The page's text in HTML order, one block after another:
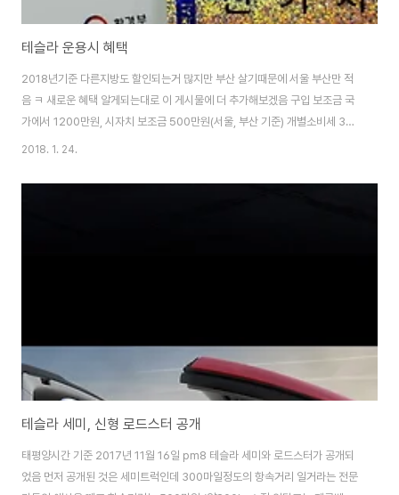
테슬라 운용시 혜택
2018년기준 다른지방도 할인되는거 많지만 부산 살기때문에 서울 부산만 적
음 ㅋ 새로운 혜택 알게되는대로 이 게시물에 더 추가해보겠음 구입 보조금 국
가에서 1200만원, 시자치 보조금 500만원(서울, 부산 기준) 개별소비세 300
만원, 교육세 60만원 감면 취득세 200만원 감면 자동차 보험 할인(자율주행
(서울) 공채 할인 광안대교 통행료 전액감면 (부산) 공영주차장 할인 (주로
2018. 1. 24.
테슬라 세미, 신형 로드스터 공개
태평양시간 기준 2017년 11월 16일 pm8 테슬라 세미와 로드스터가 공개되
었음 먼저 공개된 것은 세미트럭인데 300마일정도의 항속거리 일거라는 전문